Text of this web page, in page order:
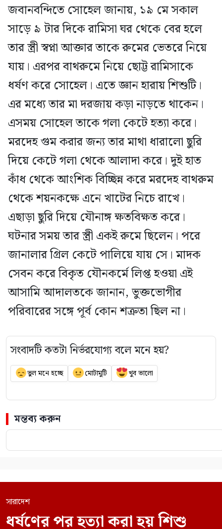
জবানবন্দিতে সোহেল জানায়, ১৯ মে সকাল
সাড়ে ৯ টার দিকে রামিসা ঘর থেকে বের হলে
তার স্ত্রী স্বপ্না আক্তার তাকে রুমের ভেতরে নিয়ে
যায়। এরপর বাথরুমে নিয়ে ছোট্ট রামিসাকে
ধর্ষণ করে সোহেল। এতে জ্ঞান হারায় শিশুটি।
এর মধ্যে তার মা দরজায় কড়া নাড়তে থাকেন।
এসময় সোহেল তাকে গলা কেটে হত্যা করে।
মরদেহ গুম করার জন্য তার মাথা ধারালো ছুরি
দিয়ে কেটে গলা থেকে আলাদা করে। দুই হাত
কাঁধ থেকে আংশিক বিচ্ছিন্ন করে মরদেহ বাথরুম
থেকে শয়নকক্ষে এনে খাটের নিচে রাখে।
এছাড়া ছুরি দিয়ে যৌনাঙ্গ ক্ষতবিক্ষত করে।
ঘটনার সময় তার স্ত্রী একই রুমে ছিলেন। পরে
জানালার গ্রিল কেটে পালিয়ে যায় সে। মাদক
সেবন করে বিকৃত যৌনকর্মে লিপ্ত হওয়া এই
আসামি আদালতকে জানান, ভুক্তভোগীর
পরিবারের সঙ্গে পূর্ব কোন শত্রুতা ছিল না।
সংবাদটি কতটা নির্ভরযোগ্য বলে মনে হয়?
ভুল মনে হচ্ছে মোটামুটি খুব ভালো
মন্তব্য করুন
সারাদেশ
ধর্ষণের পর হত্যা করা হয় শিশু